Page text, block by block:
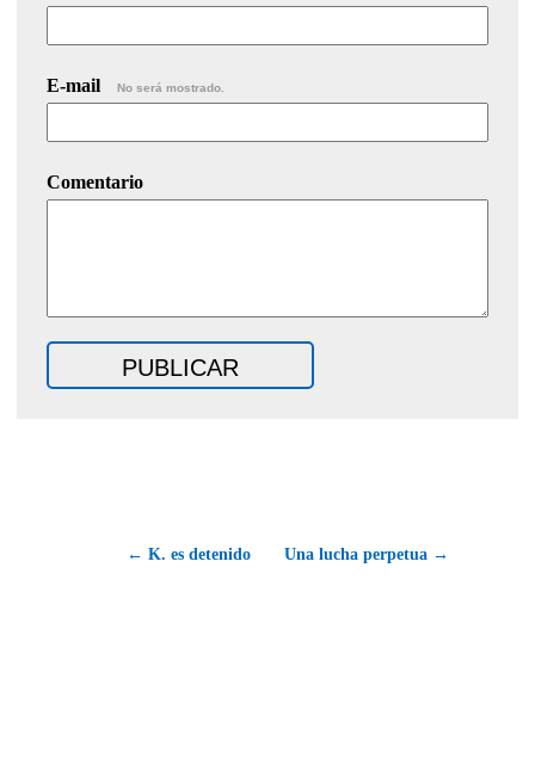
E-mail No será mostrado.
Comentario
← K. es detenido Una lucha perpetua →